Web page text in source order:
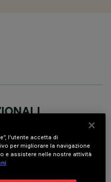
l'utente accetta di
per migliorare la navigazione
e assistere nelle nostre attività